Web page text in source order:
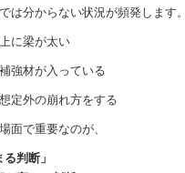
は分からない状況が頻発します。
に梁が太い
強材が入っている
定外の崩れ方をする
面で重要なのが、
る判断」